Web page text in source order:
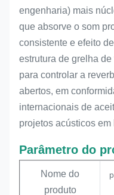
engenharia) mais
que absorve o som
consistente e efeito
estrutura de grelha
para controlar a
abertos, em
internacionais de
projetos acústicos
Parâmetro do
Nome do
produto